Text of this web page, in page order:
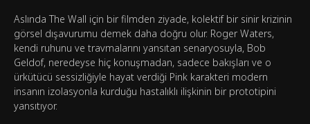
Aslında The Wall için bir filmden ziyade, kolektif bir sinir krizinin
görsel dışavurumu demek daha doğru olur. Roger Waters,
kendi ruhunu ve travmalarını yansıtan senaryosuyla, Bob
Geldof, neredeyse hiç konuşmadan, sadece bakışları ve o
ürkütücü sessizliğiyle hayat verdiği Pink karakteri modern
insanın izolasyonla kurduğu hastalıklı ilişkinin bir prototipini
yansıtıyor.